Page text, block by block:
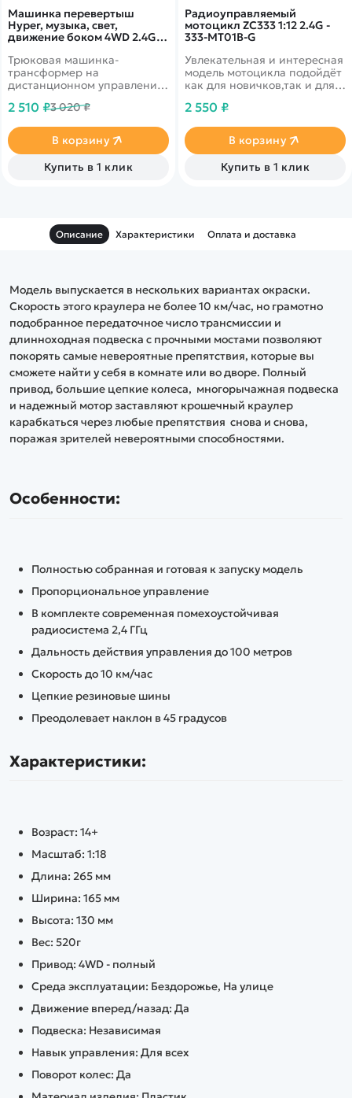
Машинка перевертыш
Hyper, музыка, свет,
движение боком 4WD 2.4G
радиоуправлении
Трюковая машинка-
трансформер на
дистанционном управлении
световыми эффектами.
углом на 45 градусов.
2 510 ₽3 020 ₽
В корзину
Купить в 1 клик
Радиоуправляемый
мотоцикл ZC333 1:12 2.4G -
333-MT01B-G
Увлекательная и интересная
модель мотоцикла подойдёт
как для новичков,так и для
радиоуправляемых моделей.
скорость до 40 км/ч и
входить в самые крутые
повороты, благодаря своей
форме! Модель выполнена в
2 550 ₽
В корзину
Купить в 1 клик
Описание Характеристики Оплата и доставка
Модель выпускается в нескольких вариантах окраски.
Скорость этого краулера не более 10 км/час, но грамотно
подобранное передаточное число трансмиссии и
длинноходная подвеска с прочными мостами позволяют
покорять самые невероятные препятствия, которые вы
сможете найти у себя в комнате или во дворе. Полный
привод, большие цепкие колеса, многорычажная подвеска
и надежный мотор заставляют крошечный краулер
карабкаться через любые препятствия снова и снова,
поражая зрителей невероятными способностями.
Особенности:
Полностью собранная и готовая к запуску модель
Пропорциональное управление
В комплекте современная помехоустойчивая
радиосистема 2,4 ГГц
Дальность действия управления до 100 метров
Скорость до 10 км/час
Цепкие резиновые шины
Преодолевает наклон в 45 градусов
Характеристики:
Возраст: 14+
Масштаб: 1:18
Длина: 265 мм
Ширина: 165 мм
Высота: 130 мм
Вес: 520г
Привод: 4WD - полный
Среда эксплуатации: Бездорожье, На улице
Движение вперед/назад: Да
Подвеска: Независимая
Навык управления: Для всех
Поворот колес: Да